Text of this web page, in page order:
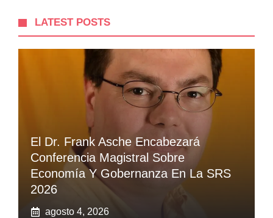
LATEST POSTS
El Dr. Frank Asche Encabezará
Conferencia Magistral Sobre
Economía Y Gobernanza En La SRS
2026
agosto 4, 2026